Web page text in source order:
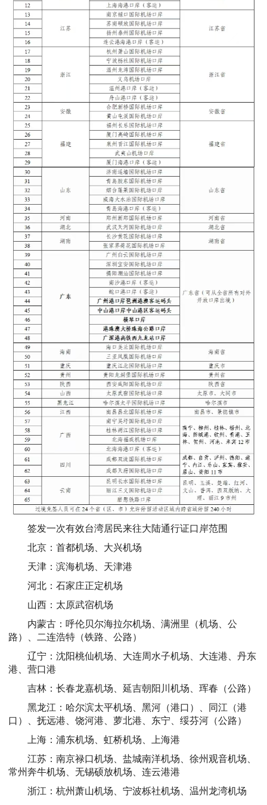
签发一次有效台湾居民来往大陆通行证口岸范围
北京：首都机场、大兴机场
天津：滨海机场、天津港
河北：石家庄正定机场
山西：太原武宿机场
内蒙古：呼伦贝尔海拉尔机场、满洲里（机场、公
路）、二连浩特（铁路、公路）
辽宁：沈阳桃仙机场、大连周水子机场、大连港、丹东
港、营口港
吉林：长春龙嘉机场、延吉朝阳川机场、珲春（公路）
黑龙江：哈尔滨太平机场、黑河（港口）、同江（港
口）、抚远港、饶河港、萝北港、东宁、绥芬河（公路）
上海：浦东机场、虹桥机场、上海港
江苏：南京禄口机场、盐城南洋机场、徐州观音机场、
常州奔牛机场、无锡硕放机场、连云港港
浙江：杭州萧山机场、宁波栎社机场、温州龙湾机场